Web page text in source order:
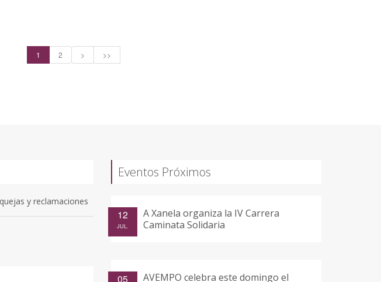
1 2 > >>
y reclamaciones
Eventos Próximos
A Xanela organiza la IV Carrera
Caminata Solidaria
12
JUL.
AVEMPO celebra este domingo el
05